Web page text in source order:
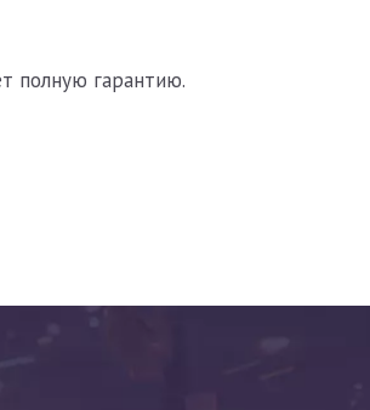
полную гарантию.